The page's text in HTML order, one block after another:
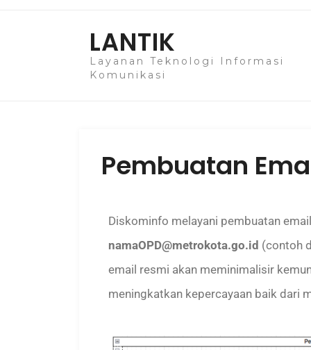
LANTIK
Layanan Teknologi Informasi
Komunikasi
Pembuatan
Diskominfo melayani pembuatan
namaOPD@metrokota.go.id (contoh
email resmi akan meminimalisir
meningkatkan kepercayaan baik dari